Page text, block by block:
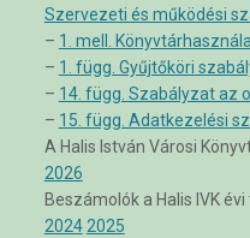
Szervezeti és működési
– 1. mell.
– 1. függ. Gyűjtőköri
– 14. függ. Szabályzat az
– 15. függ. Adatkezelési
A Halis István Városi
2026
Beszámolók a Halis IVK
2024 2025